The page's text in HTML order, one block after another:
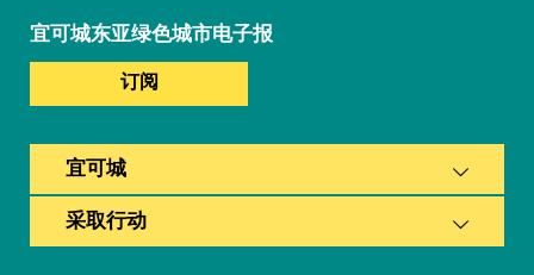
宜可城东亚绿色城市电子报
订阅
宜可城
采取行动